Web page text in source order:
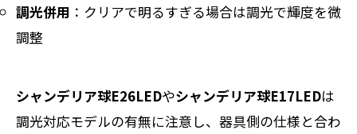
調光併用 ：クリアで明るすぎる場合は調光で輝度を微
調整
シャンデリア球E26LEDやシャンデリア球E17LEDは
調光対応モデルの有無に注意し、器具側の仕様と合わ